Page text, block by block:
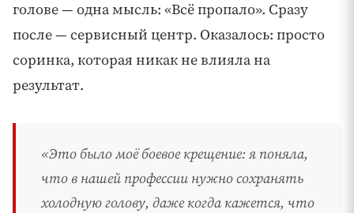
голове — одна мысль: «Всё пропало». Сразу
после — сервисный центр. Оказалось: просто
соринка, которая никак не влияла на
результат.
«Это было моё боевое крещение: я поняла,
что в нашей профессии нужно сохранять
холодную голову, даже когда кажется, что